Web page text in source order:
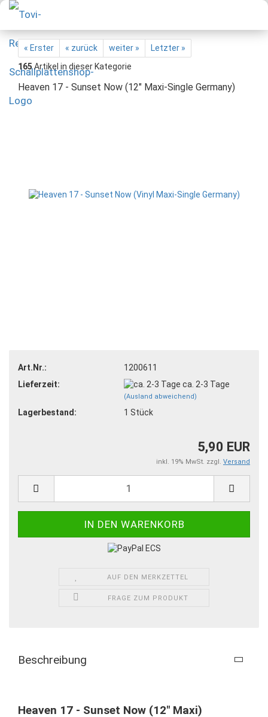
« Erster « zurück weiter »
Letzter »
165Artikel in dieser Kategorie
Heaven 17 - Sunset Now (12" Maxi-Single Germany)
Art.Nr.:
1200611
Lieferzeit:
ca. 2-3 Tage
(Ausland abweichend)
Lagerbestand: 1 Stück
5,90 EUR
inkl. 19% MwSt. zzgl. Versand
AUF DEN MERKZETTEL
FRAGE ZUM PRODUKT
Beschreibung
Heaven 17 - Sunset Now (12" Maxi)